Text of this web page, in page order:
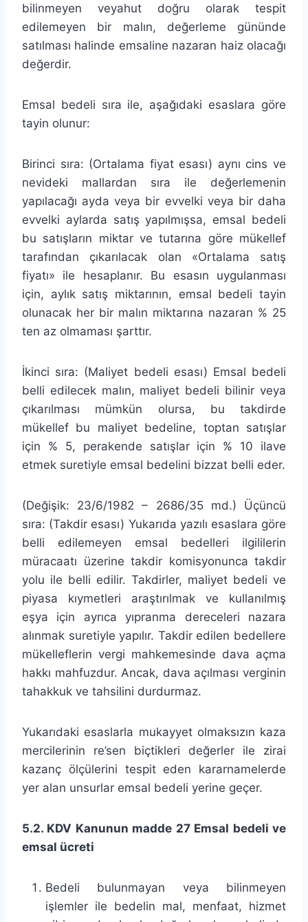
bilinmeyen veyahut doğru olarak tespit
edilemeyen bir malın, değerleme gününde
satılması halinde emsaline nazaran haiz olacağı
değerdir.
Emsal bedeli sıra ile, aşağıdaki esaslara göre
tayin olunur:
Birinci sıra: (Ortalama fiyat esası) aynı cins ve
nevideki mallardan sıra ile değerlemenin
yapılacağı ayda veya bir evvelki veya bir daha
evvelki aylarda satış yapılmışsa, emsal bedeli
bu satışların miktar ve tutarına göre mükellef
tarafından çıkarılacak olan «Ortalama satış
fiyatı» ile hesaplanır. Bu esasın uygulanması
için, aylık satış miktarının, emsal bedeli tayin
olunacak her bir malın miktarına nazaran % 25
ten az olmaması şarttır.
İkinci sıra: (Maliyet bedeli esası) Emsal bedeli
belli edilecek malın, maliyet bedeli bilinir veya
çıkarılması mümkün olursa, bu takdirde
mükellef bu maliyet bedeline, toptan satışlar
için % 5, perakende satışlar için % 10 ilave
etmek suretiyle emsal bedelini bizzat belli eder.
(Değişik: 23/6/1982 – 2686/35 md.) Üçüncü
sıra: (Takdir esası) Yukarıda yazılı esaslara göre
belli edilemeyen emsal bedelleri ilgililerin
müracaatı üzerine takdir komisyonunca takdir
yolu ile belli edilir. Takdirler, maliyet bedeli ve
piyasa kıymetleri araştırılmak ve kullanılmış
eşya için ayrıca yıpranma dereceleri nazara
alınmak suretiyle yapılır. Takdir edilen bedellere
mükelleflerin vergi mahkemesinde dava açma
hakkı mahfuzdur. Ancak, dava açılması verginin
tahakkuk ve tahsilini durdurmaz.
Yukarıdaki esaslarla mukayyet olmaksızın kaza
mercilerinin re’sen biçtikleri değerler ile zirai
kazanç ölçülerini tespit eden kararnamelerde
yer alan unsurlar emsal bedeli yerine geçer.
5.2. KDV Kanunun madde 27 Emsal bedeli ve
emsal ücreti
Bedeli bulunmayan veya bilinmeyen
işlemler ile bedelin mal, menfaat, hizmet